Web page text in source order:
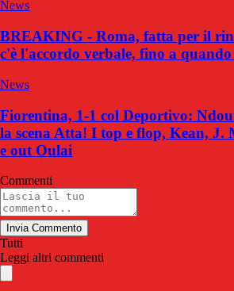
News
BREAKING - Roma, fatta per il
c'è l'accordo verbale, fino a
News
Fiorentina, 1-1 col Deportivo:
la scena Atta! I top e flop, Kean, J.
e out Oulai
Commenti
Invia Commento
Tutti
Leggi altri commenti